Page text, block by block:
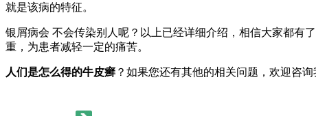
就是该病的特征。
银屑病会 不会传染别人呢？以上已经详细介绍，相信大家都有
重，为患者减轻一定的痛苦。
人们是怎么得的牛皮癣 ？如果您还有其他的相关问题，欢迎咨